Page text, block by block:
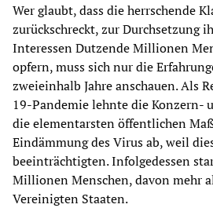
Wer glaubt, dass die herrschende
zurückschreckt, zur Durchsetzung
Interessen Dutzende Millionen
opfern, muss sich nur die
zweieinhalb Jahre anschauen. Als
19-Pandemie lehnte die Konzern-
die elementarsten öffentlichen
Eindämmung des Virus ab, weil
beeinträchtigten. Infolgedessen
Millionen Menschen, davon mehr
Vereinigten Staaten.